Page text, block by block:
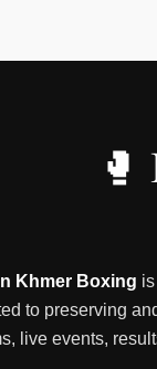
Khmer Boxing
to preserving
live events,